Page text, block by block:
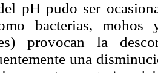
pH pudo ser
bacterias,
provocan la
una